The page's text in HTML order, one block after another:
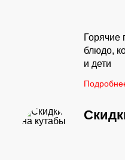
Горячие
блюдо,
и дети